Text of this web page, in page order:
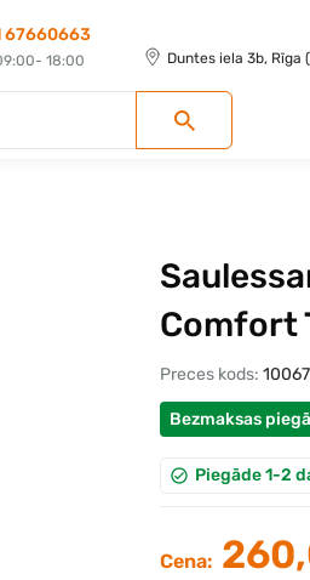
67660663
18:00 Duntes iela 3b, Rīga
Comfort
Preces kods:
Bezmaksas
Piegāde 1-2
Cena: